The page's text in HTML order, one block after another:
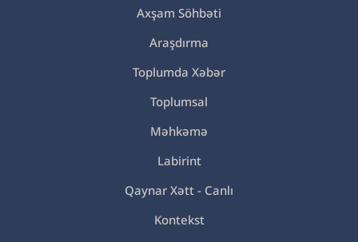
Axşam Söhbəti
Araşdırma
Toplumda Xəbər
Toplumsal
Məhkəmə
Labirint
Qaynar Xətt - Canlı
Kontekst